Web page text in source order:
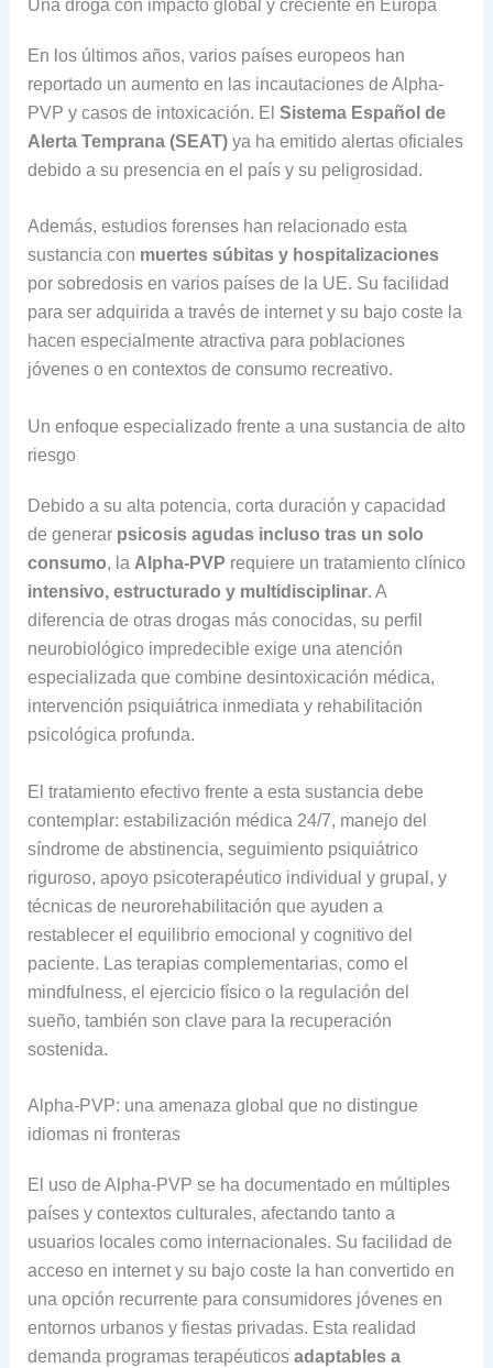
Una droga con impacto global y creciente en Europa
En los últimos años, varios países europeos han
reportado un aumento en las incautaciones de Alpha-
PVP y casos de intoxicación. El Sistema Español de
Alerta Temprana (SEAT)ya ha emitido alertas oficiales
debido a su presencia en el país y su peligrosidad.
Además, estudios forenses han relacionado esta
sustancia con muertes súbitas y hospitalizaciones
por sobredosis en varios países de la UE. Su facilidad
para ser adquirida a través de internet y su bajo coste la
hacen especialmente atractiva para poblaciones
jóvenes o en contextos de consumo recreativo.
Un enfoque especializado frente a una sustancia de alto
riesgo
Debido a su alta potencia, corta duración y capacidad
de generar psicosis agudas incluso tras un solo
consumo, la Alpha-PVP requiere un tratamiento clínico
intensivo, estructurado y multidisciplinar. A
diferencia de otras drogas más conocidas, su perfil
neurobiológico impredecible exige una atención
especializada que combine desintoxicación médica,
intervención psiquiátrica inmediata y rehabilitación
psicológica profunda.
El tratamiento efectivo frente a esta sustancia debe
contemplar: estabilización médica 24/7, manejo del
síndrome de abstinencia, seguimiento psiquiátrico
riguroso, apoyo psicoterapéutico individual y grupal, y
técnicas de neurorehabilitación que ayuden a
restablecer el equilibrio emocional y cognitivo del
paciente. Las terapias complementarias, como el
mindfulness, el ejercicio físico o la regulación del
sueño, también son clave para la recuperación
sostenida.
Alpha-PVP: una amenaza global que no distingue
idiomas ni fronteras
El uso de Alpha-PVP se ha documentado en múltiples
países y contextos culturales, afectando tanto a
usuarios locales como internacionales. Su facilidad de
acceso en internet y su bajo coste la han convertido en
una opción recurrente para consumidores jóvenes en
entornos urbanos y fiestas privadas. Esta realidad
demanda programas terapéuticos adaptables a